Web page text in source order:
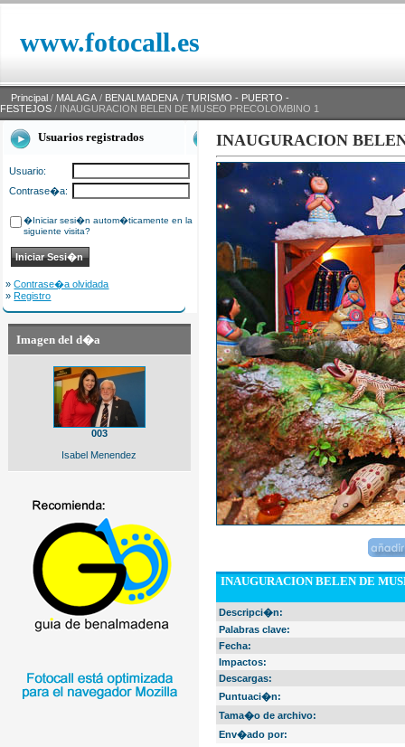
www.fotocall.es
Principal / MALAGA / BENALMADENA / TURISMO - PUERTO -
FESTEJOS / INAUGURACION BELEN DE MUSEO PRECOLOMBINO 1
Usuarios registrados
Usuario:
Contrase�a:
�Iniciar sesi�n autom�ticamente en la
siguiente visita?
»Contrase�a olvidada
»Registro
Imagen del d�a
003
Isabel Menendez
INAUGURACION
INAUGURACION BELEN DE
Descripci�n:
Palabras clave:
Fecha:
Impactos:
Descargas:
Puntuaci�n:
Tama�o de archivo:
Env�ado por: